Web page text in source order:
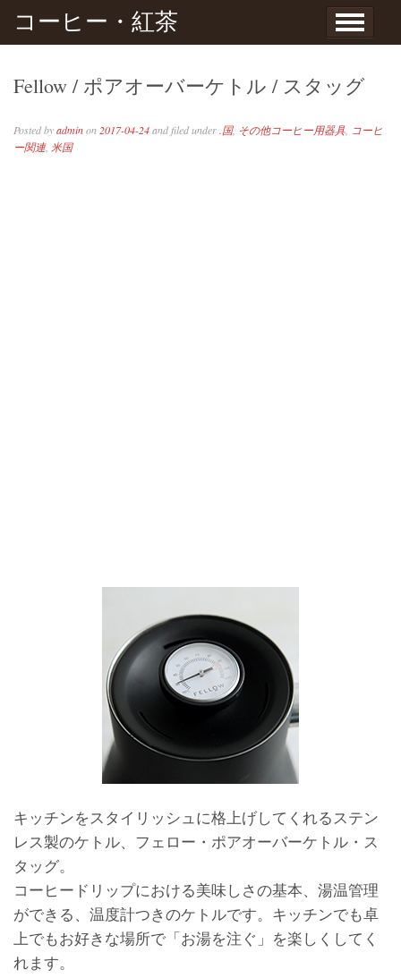
コーヒー・紅茶
Fellow / ポアオーバーケトル / スタッグ
Posted byadminon 2017-04-24and filed under.国, その他コーヒー用器具 コーヒ
ー関連, 米国
キッチンをスタイリッシュに格上げしてくれるステン
レス製のケトル、フェロー・ポアオーバーケトル・ス
タッグ。
コーヒードリップにおける美味しさの基本、湯温管理
ができる、温度計つきのケトルです。キッチンでも卓
上でもお好きな場所で「お湯を注ぐ」を楽しくしてく
れます。